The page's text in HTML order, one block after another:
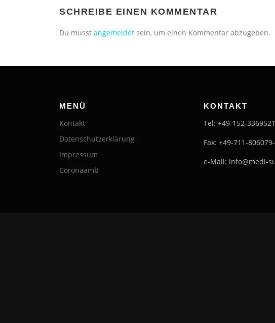
SCHREIBE EINEN KOMMENTAR
Du musst angemeldet sein, um einen Kommentar abzugeben.
MENÜ
Kontakt
Datenschutzerklärung
Impressum
Coronaamb
KONTAKT
Tel: +49-152-
Fax: +49-711-
e-Mail: info@medi-